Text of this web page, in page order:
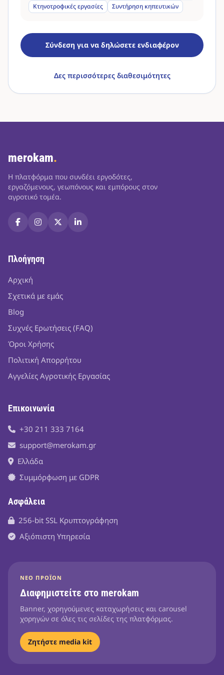
Κτηνοτροφικές εργασίες
Συντήρηση κηπευτικών
Σύνδεση για να δηλώσετε ενδιαφέρον
Δες περισσότερες διαθεσιμότητες
merokam.
Η πλατφόρμα που συνδέει εργοδότες,
εργαζόμενους, γεωπόνους και εμπόρους στον
αγροτικό τομέα.
Πλοήγηση
Αρχική
Σχετικά με εμάς
Blog
Συχνές Ερωτήσεις (FAQ)
Όροι Χρήσης
Πολιτική Απορρήτου
Αγγελίες Αγροτικής Εργασίας
Επικοινωνία
+30 211 333 7164
support@merokam.gr
Ελλάδα
Συμμόρφωση με GDPR
Ασφάλεια
256-bit SSL Κρυπτογράφηση
Αξιόπιστη Υπηρεσία
ΝΈΟ ΠΡΟΪΌΝ
Διαφημιστείτε στο merokam
Banner, χορηγούμενες καταχωρήσεις και carousel
χορηγών σε όλες τις σελίδες της πλατφόρμας.
Ζητήστε media kit